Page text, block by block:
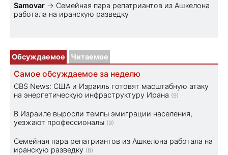
Samovar → Семейная пара репатриантов из Ашкелона
работала на иранскую разведку
Обсуждаемое Читаемое
Самое обсуждаемое за неделю
CBS News: США и Израиль готовят масштабную атаку
на энергетическую инфраструктуру Ирана (9)
В Израиле выросли темпы эмиграции населения,
уезжают профессионалы (9)
Семейная пара репатриантов из Ашкелона работала на
иранскую разведку (8)